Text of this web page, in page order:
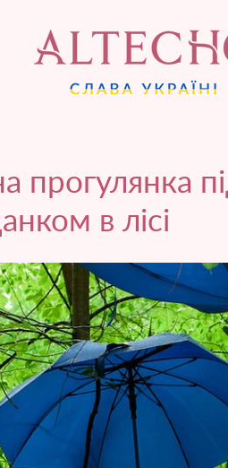
прогулянка
в лісі